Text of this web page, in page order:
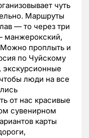
чуть
Маршруты
— то через три
манжерокский,
проплыть и
по Чуйскому
экскурсионные
люди на все
от нас красивые
сувенирном
карты